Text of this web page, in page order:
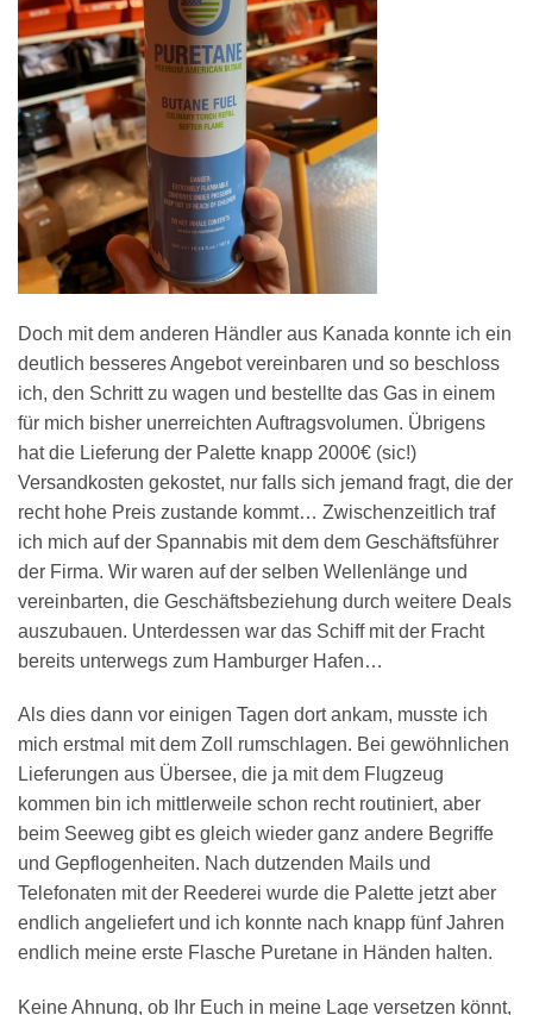
Doch mit dem anderen Händler aus Kanada konnte ich ein
deutlich besseres Angebot vereinbaren und so beschloss
ich, den Schritt zu wagen und bestellte das Gas in einem
für mich bisher unerreichten Auftragsvolumen. Übrigens
hat die Lieferung der Palette knapp 2000€ (sic!)
Versandkosten gekostet, nur falls sich jemand fragt, die der
recht hohe Preis zustande kommt… Zwischenzeitlich traf
ich mich auf der Spannabis mit dem dem Geschäftsführer
der Firma. Wir waren auf der selben Wellenlänge und
vereinbarten, die Geschäftsbeziehung durch weitere Deals
auszubauen. Unterdessen war das Schiff mit der Fracht
bereits unterwegs zum Hamburger Hafen…
Als dies dann vor einigen Tagen dort ankam, musste ich
mich erstmal mit dem Zoll rumschlagen. Bei gewöhnlichen
Lieferungen aus Übersee, die ja mit dem Flugzeug
kommen bin ich mittlerweile schon recht routiniert, aber
beim Seeweg gibt es gleich wieder ganz andere Begriffe
und Gepflogenheiten. Nach dutzenden Mails und
Telefonaten mit der Reederei wurde die Palette jetzt aber
endlich angeliefert und ich konnte nach knapp fünf Jahren
endlich meine erste Flasche Puretane in Händen halten.
Keine Ahnung, ob Ihr Euch in meine Lage versetzen könnt,